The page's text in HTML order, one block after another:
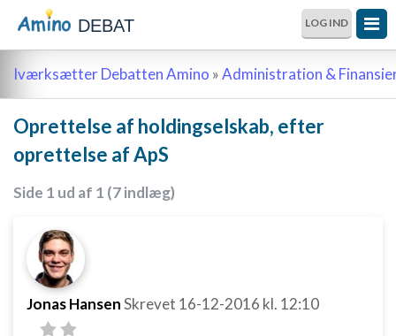
DEBAT LOG IND
Iværksætter Debatten Amino »Administration &
Oprettelse af holdingselskab, efter
oprettelse af ApS
Side 1 ud af 1 (7 indlæg)
Jonas HansenSkrevet 16-12-2016 kl. 12:10